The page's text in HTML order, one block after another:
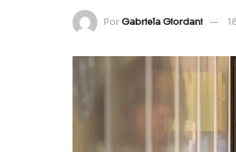
PorGabriela Giordani